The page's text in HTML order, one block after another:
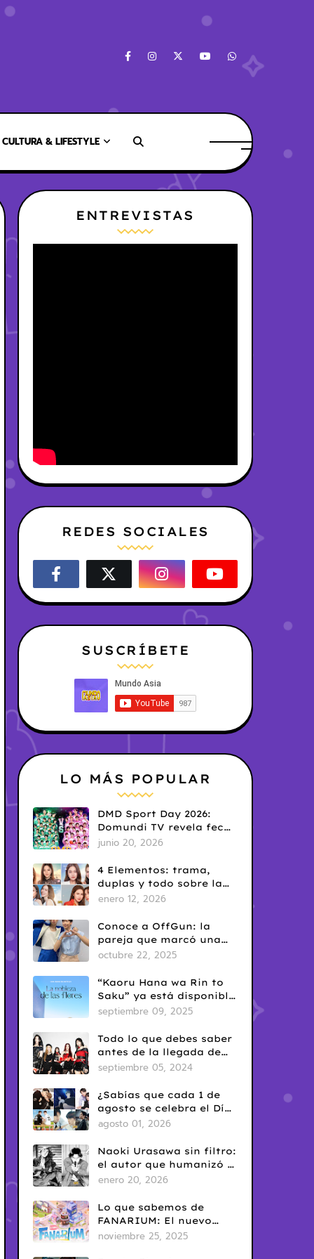
CULTURA & LIFESTYLE
ENTREVISTAS
REDES SOCIALES
SUSCRÍBETE
LO MÁS POPULAR
DMD Sport Day 2026:
Domundi TV revela fecha
y temática
junio 20, 2026
4 Elementos: trama,
duplas y todo sobre la
saga GL antes de su
enero 12, 2026
Conoce a OffGun: la
pareja que marcó una
era en el BL tailandés
octubre 22, 2025
“Kaoru Hana wa Rin to
Saku” ya está disponible
en Netflix: romance
clásico
septiembre 09, 2025
Todo lo que debes saber
antes de la llegada de
ARTMS a Latinoamérica
septiembre 05, 2024
¿Sabías que cada 1 de
agosto se celebra el Día
del Yaoi? Así nació una
conocidas del fandom
BL
agosto 01, 2026
Naoki Urasawa sin filtro:
el autor que humanizó el
mal
enero 20, 2026
Lo que sabemos de
FANARIUM: El nuevo
juego para celular de
noviembre 25, 2025